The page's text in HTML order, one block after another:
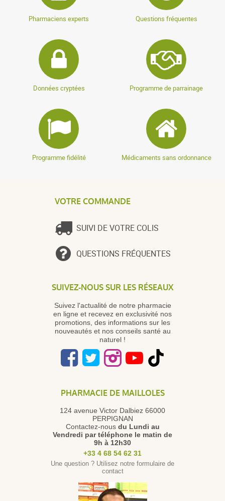
Pharmaciens experts Questions fréquentes
Données cryptées Programme de parrainage
Programme fidélité Médicaments sans ordonnance
VOTRE COMMANDE
SUIVI DE VOTRE COLIS
QUESTIONS FRÉQUENTES
SUIVEZ-NOUS SUR LES RÉSEAUX
Suivez l'actualité de notre pharmacie
en ligne et recevez en exclusivité nos
promotions, des informations sur les
nouveautés et nos conseils santé au
naturel !
PHARMACIE DE MAILLOLES
124 avenue Victor Dalbiez 66000
PERPIGNAN
Contactez-nous du Lundi au
Vendredi par téléphone le matin de
9h à 12h30
+33 4 68 54 62 31
Une question ? Utilisez notre formulaire de
contact